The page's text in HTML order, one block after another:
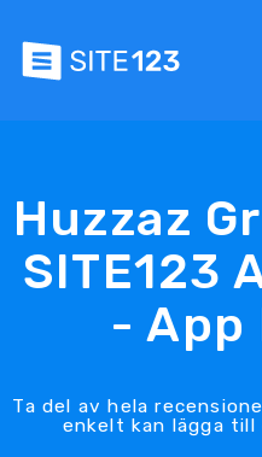
Huzzaz
SITE123
- App
Ta del av hela
enkelt kan lägga till